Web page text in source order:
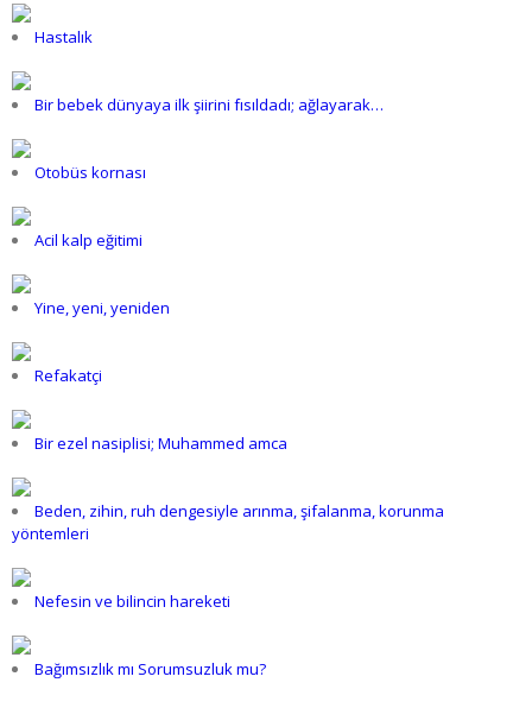
Hastalık
Bir bebek dünyaya ilk şiirini fısıldadı; ağlayarak…
Otobüs kornası
Acil kalp eğitimi
Yine, yeni, yeniden
Refakatçi
Bir ezel nasiplisi; Muhammed amca
Beden, zihin, ruh dengesiyle arınma, şifalanma, korunma
yöntemleri
Nefesin ve bilincin hareketi
Bağımsızlık mı Sorumsuzluk mu?